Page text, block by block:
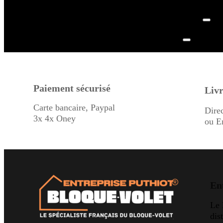
Paiement sécurisé
Carte bancaire, Paypal
3x 4x Oney
ou
Le